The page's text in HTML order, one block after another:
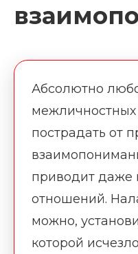
Абсолютно
пострадать от
приводит даже
отношений.
можно,
которой